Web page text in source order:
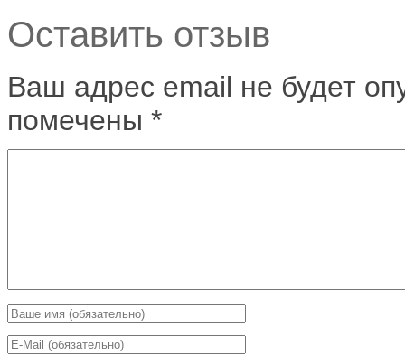
Оставить отзыв
Ваш адрес email не будет
помечены *